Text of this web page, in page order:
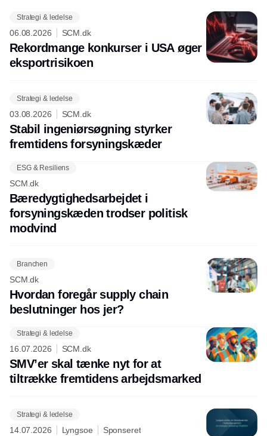
Strategi & ledelse
06.08.2026 SCM.dk
Rekordmange konkurser i USA øger
eksport­risikoen
Strategi & ledelse
03.08.2026 SCM.dk
Stabil ingeniørsøgning styrker
fremtidens forsyningskæder
ESG & Resiliens
SCM.dk
Bæredygtighedsarbejdet i
forsyningskæden trodser politisk
modvind
Branchen
SCM.dk
Hvordan foregår supply chain
beslutninger hos jer?
Strategi & ledelse
16.07.2026 SCM.dk
SMV’er skal tænke nyt for at
tiltrække fremtidens arbejdsmarked
Strategi & ledelse
14.07.2026 Lyngsoe Sponseret